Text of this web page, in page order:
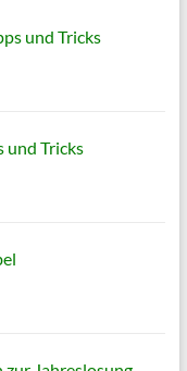
und Tricks
und Tricks